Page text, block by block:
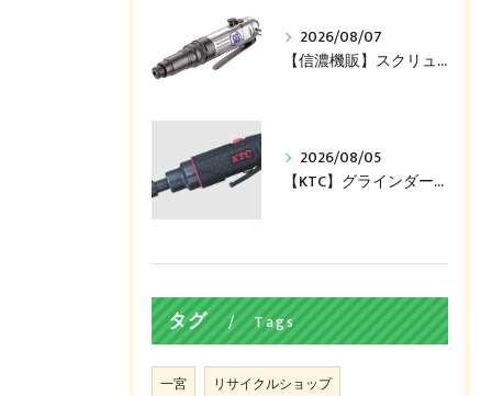
2026/08/07
【信濃機販】スクリュードライバー（SI-1161）買い取ります！
2026/08/05
【KTC】グラインダー（JAP510）買い取ります！
タグ Tags
一宮 リサイクルショップ